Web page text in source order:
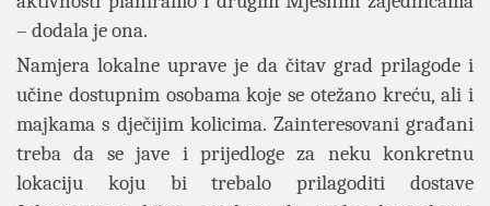
– dodala je ona.
Namjera lokalne uprave je da čitav grad prilagode i
učine dostupnim osobama koje se otežano kreću, ali i
majkama s dječijim kolicima. Zainteresovani građani
treba da se jave i prijedloge za neku konkretnu
lokaciju koju bi trebalo prilagoditi dostave